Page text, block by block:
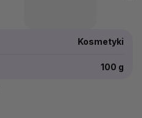
Kosmetyki
100 g